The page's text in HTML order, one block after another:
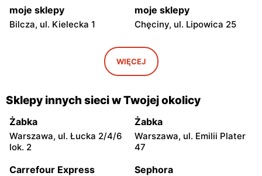
moje sklepy
Bilcza, ul. Kielecka 1
moje sklepy
Chęciny, ul. Lipowica 25
Iwaniska, ul. Ujazdowska 5
moje sklepy
Bogoria, ul. Rynek 30
Gorzyce, ul. Szkolna 44 Grębów, ul. Wydrza 180
moje sklepy
Jadachy, ul. Jadachy 111
moje sklepy
Jeżowe, ul. Zalesie 77
Kazimierza Wielka, ul.
Kamień, ul. Błonie 23
WIĘCEJ
Sklepy innych sieci w Twojej okolicy
Żabka
Warszawa, ul. Łucka 2/4/6
lok. 2
Żabka
Warszawa, ul. Emilii Plater
47
Carrefour Express Sephora